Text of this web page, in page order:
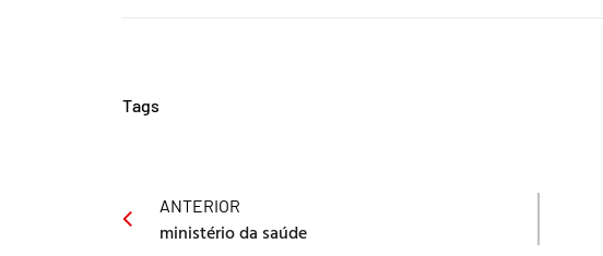
Tags
ANTERIOR
ministério da saúde